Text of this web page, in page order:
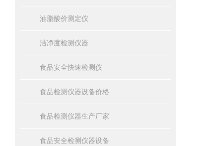
油脂酸价测定仪
洁净度检测仪器
食品安全快速检测仪
食品检测仪器设备价格
食品检测仪器生产厂家
食品安全检测仪器设备